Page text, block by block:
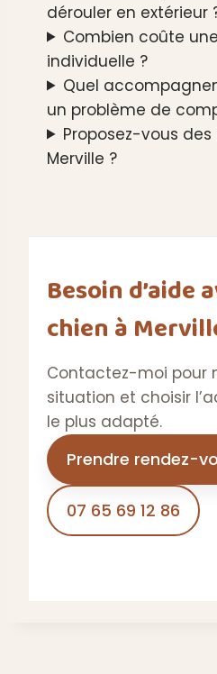
dérouler en extérieur
Combien coûte
individuelle ?
Quel
un problème de
Proposez-vous
Merville ?
Besoin d’aide
chien à
Contactez-moi pour
situation et choisir
le plus adapté.
Prendre rendez-
07 65 69 12 86